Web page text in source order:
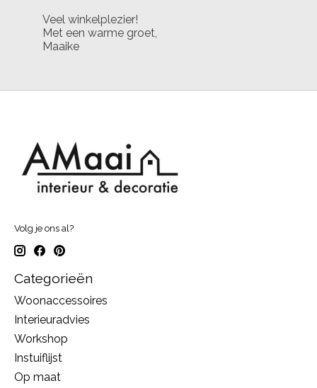
Veel winkelplezier!
Met een warme groet,
Maaike
Volg je ons al?
Categorieën
Woonaccessoires
Interieuradvies
Workshop
Instuiflijst
Op maat